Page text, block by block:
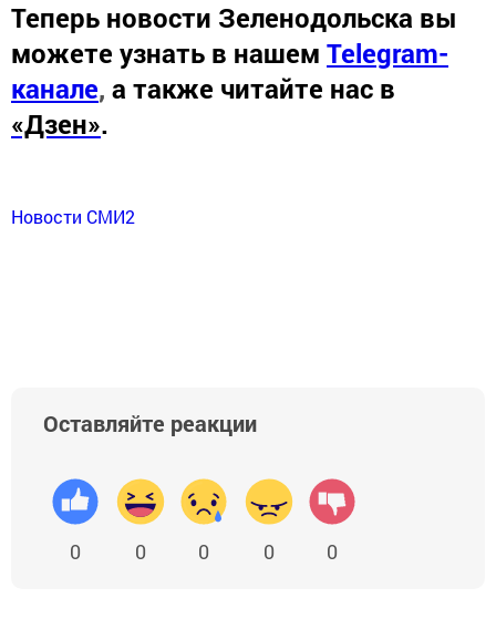
Теперь новости Зеленодольска вы
можете узнать в нашем Telegram-
канале, а также читайте нас в
«Дзен».
Новости СМИ2
Оставляйте реакции
0 0 0 0 0